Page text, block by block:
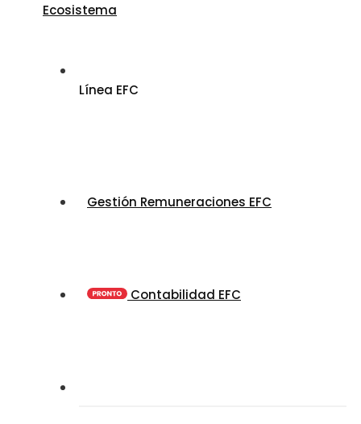
Ecosistema
Línea EFC
Gestión Remuneraciones EFC
Contabilidad EFC